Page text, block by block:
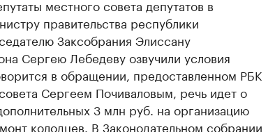
местного совета депутатов в
правительства республики
Заксобрания Элиссану
Сергею Лебедеву озвучили условия
в обращении, предоставленном РБК
Сергеем Почиваловым, речь идет о
3 млн руб. на организацию
колодцев. В Законодательном собрании